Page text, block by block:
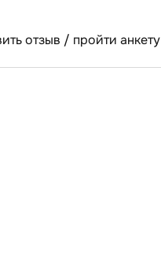
отзыв / пройти анкету